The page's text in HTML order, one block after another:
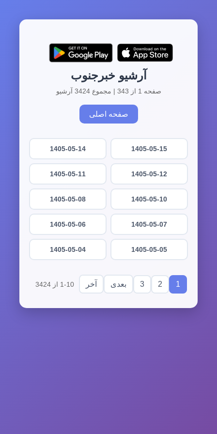
آرشیو خبرجنوب
صفحه 1 از 343 | مجموع 3424 آرشیو
صفحه اصلی
1405-05-15
1405-05-14
1405-05-12
1405-05-11
1405-05-10
1405-05-08
1405-05-07
1405-05-06
1405-05-05
1405-05-04
1
2
3 بعدی آخر 1-10 از 3424